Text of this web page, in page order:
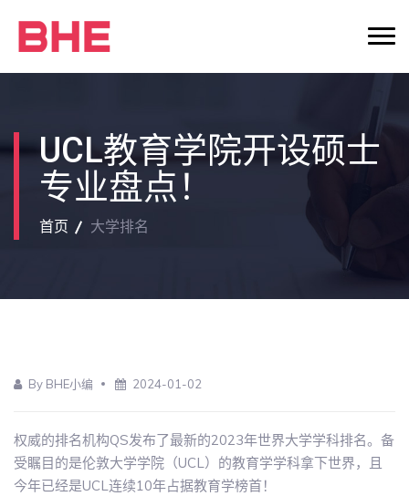
UCL教育学院开设硕士
专业盘点！
首页 大学排名
By BHE小编 2024-01-02
权威的排名机构QS发布了最新的2023年世界大学学科排名。备
受瞩目的是伦敦大学学院（UCL）的教育学学科拿下世界，且
今年已经是UCL连续10年占据教育学榜首！